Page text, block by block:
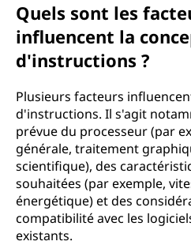
Quels sont les
influencent la
d'instructions ?
Plusieurs facteurs
d'instructions. Il s'agit
prévue du processeur (par
générale, traitement
scientifique), des
souhaitées (par exemple,
énergétique) et des
compatibilité avec les
existants.